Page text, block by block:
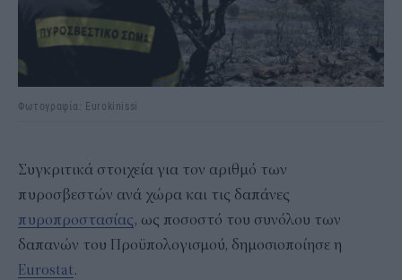
Φωτογραφία: Eurokinissi
Συγκριτικά στοιχεία για τον αριθμό των
πυροσβεστών ανά χώρα και τις δαπάνες
πυροπροστασίας, ως ποσοστό του συνόλου των
δαπανών του Προϋπολογισμού, δημοσιοποίησε η
Eurostat.